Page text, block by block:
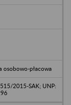
osobowo-płacowa
2015-SAK; UNP: